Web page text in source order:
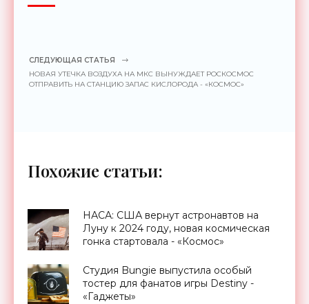
СЛЕДУЮЩАЯ СТАТЬЯ
НОВАЯ УТЕЧКА ВОЗДУХА НА МКС ВЫНУЖДАЕТ РОСКОСМОС
ОТПРАВИТЬ НА СТАНЦИЮ ЗАПАС КИСЛОРОДА - «КОСМОС»
Похожие статьи:
НАСА: США вернут астронавтов на
Луну к 2024 году, новая космическая
гонка стартовала - «Космос»
Студия Bungie выпустила особый
тостер для фанатов игры Destiny -
«Гаджеты»